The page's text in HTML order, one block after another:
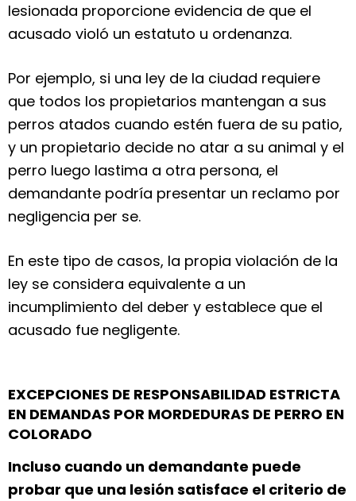
lesionada proporcione evidencia de que el
acusado violó un estatuto u ordenanza.
Por ejemplo, si una ley de la ciudad requiere
que todos los propietarios mantengan a sus
perros atados cuando estén fuera de su patio,
y un propietario decide no atar a su animal y el
perro luego lastima a otra persona, el
demandante podría presentar un reclamo por
negligencia per se.
En este tipo de casos, la propia violación de la
ley se considera equivalente a un
incumplimiento del deber y establece que el
acusado fue negligente.
EXCEPCIONES DE RESPONSABILIDAD ESTRICTA
EN DEMANDAS POR MORDEDURAS DE PERRO EN
COLORADO
Incluso cuando un demandante puede
probar que una lesión satisface el criterio de